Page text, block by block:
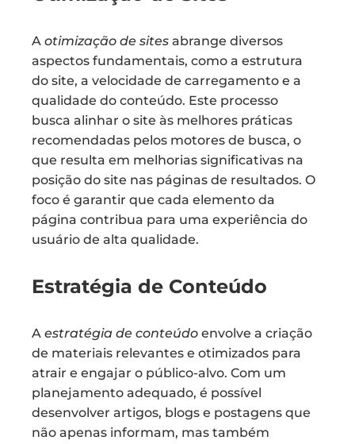
A otimização de sites abrange diversos
aspectos fundamentais, como a estrutura
do site, a velocidade de carregamento e a
qualidade do conteúdo. Este processo
busca alinhar o site às melhores práticas
recomendadas pelos motores de busca, o
que resulta em melhorias significativas na
posição do site nas páginas de resultados. O
foco é garantir que cada elemento da
página contribua para uma experiência do
usuário de alta qualidade.
Estratégia de Conteúdo
A estratégia de conteúdo envolve a criação
de materiais relevantes e otimizados para
atrair e engajar o público-alvo. Com um
planejamento adequado, é possível
desenvolver artigos, blogs e postagens que
não apenas informam, mas também